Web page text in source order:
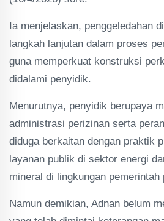
Ia menjelaskan, penggeledahan
langkah lanjutan dalam proses
guna memperkuat konstruksi
didalami penyidik.
Menurutnya, penyidik berupaya
administrasi perizinan serta
diduga berkaitan dengan praktik
layanan publik di sektor energi
mineral di lingkungan pemerintah
Namun demikian, Adnan belum